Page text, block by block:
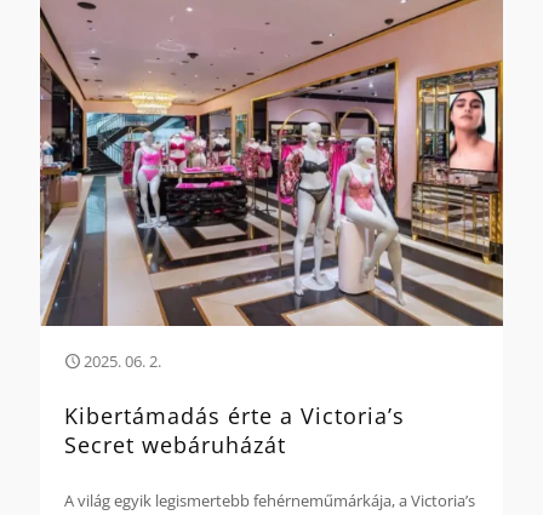
2025. 06. 2.
Kibertámadás érte a Victoria’s
Secret webáruházát
A világ egyik legismertebb fehérneműmárkája, a Victoria’s